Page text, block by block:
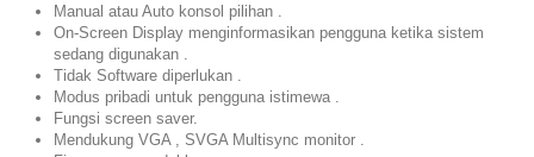
Manual atau Auto konsol pilihan .
On-Screen Display menginformasikan pengguna ketika sistem
sedang digunakan .
Tidak Software diperlukan .
Modus pribadi untuk pengguna istimewa .
Fungsi screen saver.
Mendukung VGA , SVGA Multisync monitor .